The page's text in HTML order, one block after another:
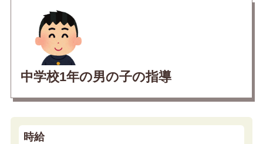
中学校1年の男の子の指導
時給